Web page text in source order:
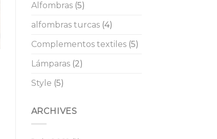
Alfombras(5)
alfombras turcas(4)
Complementos textiles(5)
Lámparas(2)
Style (5)
ARCHIVES